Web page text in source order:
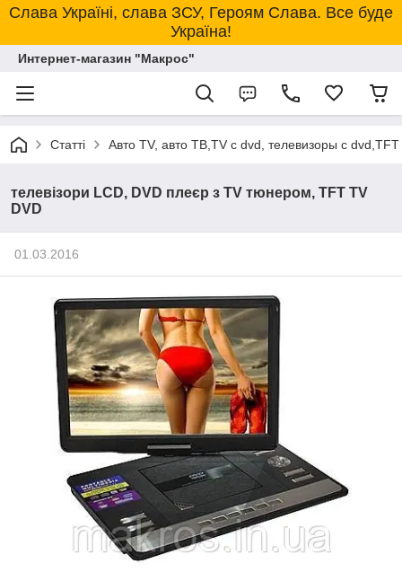
Слава Україні, слава ЗСУ, Героям Слава. Все буде
Україна!
Интернет-магазин "Макрос"
Статті Авто TV, авто ТВ,TV с dvd, телевизоры с
телевізори LCD, DVD плеєр з TV тюнером, TFT TV
DVD
01.03.2016